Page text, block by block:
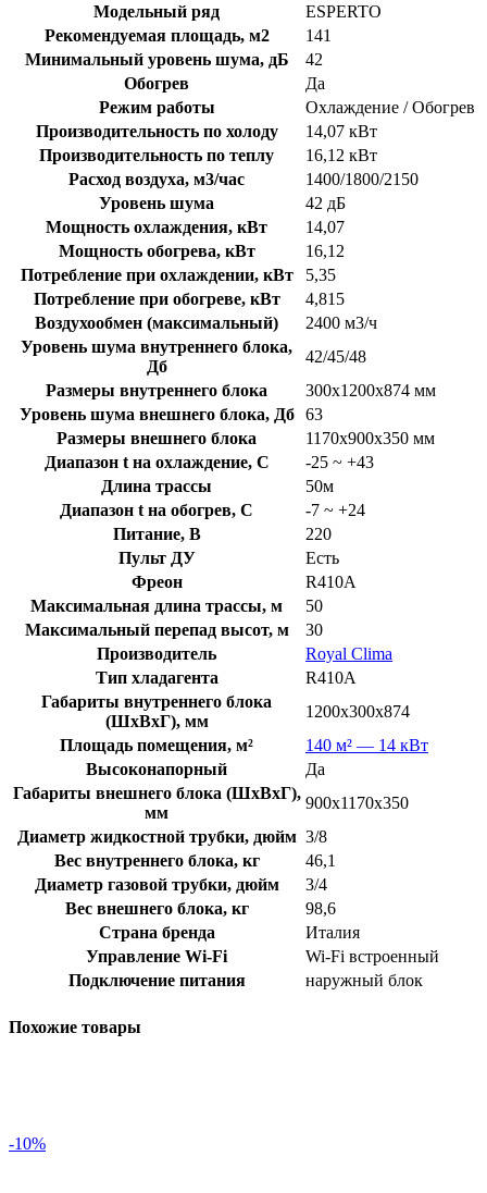
Модельный ряд
ESPERTO
Рекомендуемая площадь, м2
141
Минимальный уровень шума, дБ
42
Обогрев
Да
Режим работы
Охлаждение / Обогрев
Производительность по холоду
14,07 кВт
Производительность по теплу
16,12 кВт
Расход воздуха, м3/час
1400/1800/2150
Уровень шума
42 дБ
Мощность охлаждения, кВт
14,07
Мощность обогрева, кВт
16,12
Потребление при охлаждении, кВт
5,35
Потребление при обогреве, кВт
4,815
Воздухообмен (максимальный)
2400 м3/ч
Уровень шума внутреннего блока,
Дб
42/45/48
Размеры внутреннего блока
300x1200x874 мм
Уровень шума внешнего блока, Дб
63
Размеры внешнего блока
1170x900x350 мм
Диапазон t на охлаждение, C
-25 ~ +43
Длина трассы
50м
Диапазон t на обогрев, C
-7 ~ +24
Питание, В
220
Пульт ДУ
Есть
Фреон
R410A
Максимальная длина трассы, м
50
Максимальный перепад высот, м
30
Производитель
Royal Clima
Тип хладагента
R410A
Габариты внутреннего блока
(ШхВхГ), мм
1200x300x874
Площадь помещения, м²
140 м² — 14 кВт
Высоконапорный
Да
Габариты внешнего блока (ШхВхГ),
мм
900x1170x350
Диаметр жидкостной трубки, дюйм 3/8
Вес внутреннего блока, кг
46,1
Диаметр газовой трубки, дюйм
3/4
Вес внешнего блока, кг
98,6
Страна бренда
Италия
Управление Wi-Fi
Wi-Fi встроенный
Подключение питания
наружный блок
Похожие товары
-10%